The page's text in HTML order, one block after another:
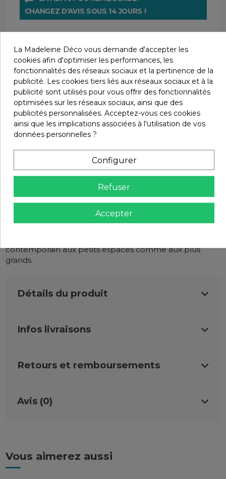
CHANGEZ D'AVIS SOUS 14 JOURS !
Description
Son assise pivotante de 50cm de profondeur invite à de
mémorables moments de détente.
Pendant que le jeu de coordination saisissant entre le
tissu et les couleurs tisse une ambiance feutrée dans
vos espaces de vie.
contemporain aux petits espaces comme aux plus
grands.
Détails du produit
Infos livraisons
Retours et remboursements
Avis (0)
Vous aimerez aussi
La Madeleine Déco vous demande d'accepter les
cookies afin d'optimiser les performances, les
fonctionnalités des réseaux sociaux et la pertinence de la
publicité. Les cookies tiers liés aux réseaux sociaux et à la
publicité sont utilisés pour vous offrir des fonctionnalités
optimisées sur les réseaux sociaux, ainsi que des
publicités personnalisées. Acceptez-vous ces cookies
ainsi que les implications associées à l'utilisation de vos
données personnelles ?
Configurer
Refuser
Accepter